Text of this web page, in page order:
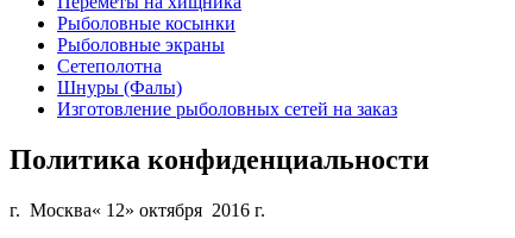
Рыболовные косынки
Рыболовные экраны
Сетеполотна
Шнуры (Фалы)
Изготовление рыболовных сетей на заказ
Политика конфиденциальности
г. Москва« 12» октября 2016 г.